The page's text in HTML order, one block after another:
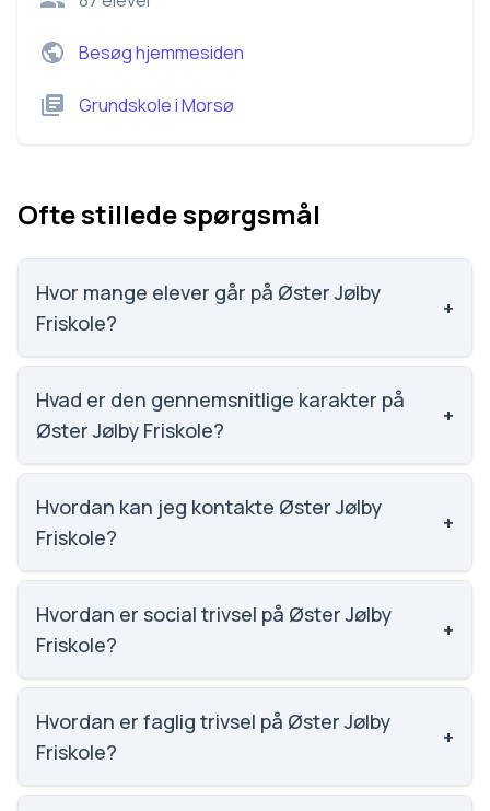
Besøg hjemmesiden
GrundskoleiMorsø
Ofte stillede spørgsmål
Hvor mange elever går på Øster Jølby
Friskole?
+
Øster Jølby Friskole har 87 elever, hvilket gør den til
nummer 1928 ud af 3143 skoler.
Hvad er den gennemsnitlige karakter på
Øster Jølby Friskole?
+
Vi har ikke data om karaktergennemsnittet for Øster
Jølby Friskole.
Hvordan kan jeg kontakte Øster Jølby
Friskole?
+
Email: kontor@ojf.dk. Telefon: 9774 1236. Adresse:
Øster Jølby Friskole Søndervej 43, 7950 Erslev.
Skoleleder: Simon Krabbesmark.
Hvordan er social trivsel på Øster Jølby
Friskole?
+
Vi har ikke data om social trivsel for Øster Jølby
Friskole.
Hvordan er faglig trivsel på Øster Jølby
Friskole?
+
Vi har ikke data om faglig trivsel for Øster Jølby